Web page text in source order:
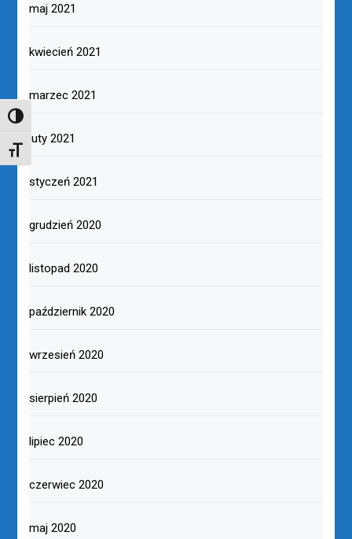
TOGGLE HIGH CONTRAST
TOGGLE FONT SIZE
maj 2021
kwiecień 2021
marzec 2021
luty 2021
styczeń 2021
grudzień 2020
listopad 2020
październik 2020
wrzesień 2020
sierpień 2020
lipiec 2020
czerwiec 2020
maj 2020